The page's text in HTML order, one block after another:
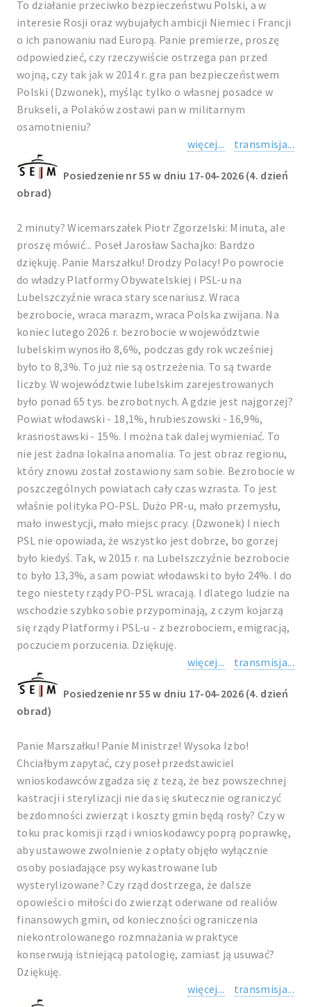
To działanie przeciwko bezpieczeństwu Polski, a w
interesie Rosji oraz wybujałych ambicji Niemiec i Francji
o ich panowaniu nad Europą. Panie premierze, proszę
odpowiedzieć, czy rzeczywiście ostrzega pan przed
wojną, czy tak jak w 2014 r. gra pan bezpieczeństwem
Polski (Dzwonek), myśląc tylko o własnej posadce w
Brukseli, a Polaków zostawi pan w militarnym
osamotnieniu?
więcej...
transmisja...
Posiedzenie nr 55 w dniu 17-04-2026 (4. dzień
obrad)
2 minuty? Wicemarszałek Piotr Zgorzelski: Minuta, ale
proszę mówić... Poseł Jarosław Sachajko: Bardzo
dziękuję. Panie Marszałku! Drodzy Polacy! Po powrocie
do władzy Platformy Obywatelskiej i PSL-u na
Lubelszczyźnie wraca stary scenariusz. Wraca
bezrobocie, wraca marazm, wraca Polska zwijana. Na
koniec lutego 2026 r. bezrobocie w województwie
lubelskim wynosiło 8,6%, podczas gdy rok wcześniej
było to 8,3%. To już nie są ostrzeżenia. To są twarde
liczby. W województwie lubelskim zarejestrowanych
było ponad 65 tys. bezrobotnych. A gdzie jest najgorzej?
Powiat włodawski - 18,1%, hrubieszowski - 16,9%,
krasnostawski - 15%. I można tak dalej wymieniać. To
nie jest żadna lokalna anomalia. To jest obraz regionu,
który znowu został zostawiony sam sobie. Bezrobocie w
poszczególnych powiatach cały czas wzrasta. To jest
właśnie polityka PO-PSL. Dużo PR-u, mało przemysłu,
mało inwestycji, mało miejsc pracy. (Dzwonek) I niech
PSL nie opowiada, że wszystko jest dobrze, bo gorzej
było kiedyś. Tak, w 2015 r. na Lubelszczyźnie bezrobocie
to było 13,3%, a sam powiat włodawski to było 24%. I do
tego niestety rządy PO-PSL wracają. I dlatego ludzie na
wschodzie szybko sobie przypominają, z czym kojarzą
się rządy Platformy i PSL-u - z bezrobociem, emigracją,
poczuciem porzucenia. Dziękuję.
więcej...
transmisja...
Posiedzenie nr 55 w dniu 17-04-2026 (4. dzień
obrad)
Panie Marszałku! Panie Ministrze! Wysoka Izbo!
Chciałbym zapytać, czy poseł przedstawiciel
wnioskodawców zgadza się z tezą, że bez powszechnej
kastracji i sterylizacji nie da się skutecznie ograniczyć
bezdomności zwierząt i koszty gmin będą rosły? Czy w
toku prac komisji rząd i wnioskodawcy poprą poprawkę,
aby ustawowe zwolnienie z opłaty objęło wyłącznie
osoby posiadające psy wykastrowane lub
wysterylizowane? Czy rząd dostrzega, że dalsze
opowieści o miłości do zwierząt oderwane od realiów
finansowych gmin, od konieczności ograniczenia
niekontrolowanego rozmnażania w praktyce
konserwują istniejącą patologię, zamiast ją usuwać?
Dziękuję.
więcej...
transmisja...